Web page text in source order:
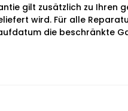
gilt zusätzlich zu Ihren
wird. Für alle
die beschränkte